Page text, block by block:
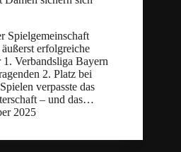
Spielgemeinschaft
erfolgreiche
Verbandsliga Bayern
2. Platz bei
verpasste das
– und das…
2025